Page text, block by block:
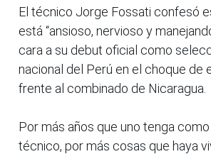
El técnico Jorge Fossati confesó
está “ansioso, nervioso y
cara a su debut oficial como
nacional del Perú en el choque de
frente al combinado de Nicaragua.
Por más años que uno tenga
técnico, por más cosas que haya